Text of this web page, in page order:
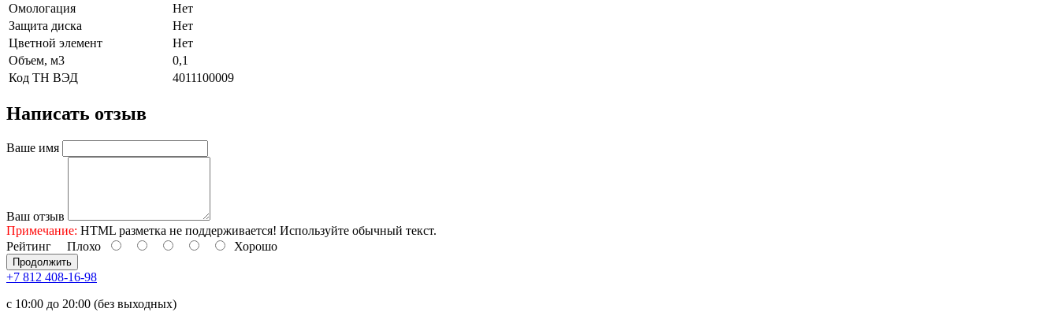
Омологация
Нет
Защита диска
Нет
Цветной элемент
Нет
Объем, м3
0,1
Код ТН ВЭД
4011100009
Написать отзыв
Ваше имя
Ваш отзыв
Примечание: HTML разметка не поддерживается! Используйте обычный текст.
Рейтинг Плохо Хорошо
Продолжить
+7 812 408-16-98
с 10:00 до 20:00 (без выходных)